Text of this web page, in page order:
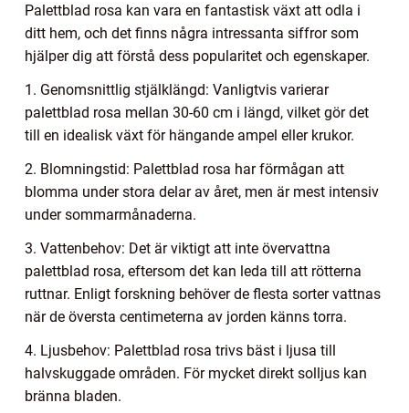
Palettblad rosa kan vara en fantastisk växt att odla i
ditt hem, och det finns några intressanta siffror som
hjälper dig att förstå dess popularitet och egenskaper.
1. Genomsnittlig stjälklängd: Vanligtvis varierar
palettblad rosa mellan 30-60 cm i längd, vilket gör det
till en idealisk växt för hängande ampel eller krukor.
2. Blomningstid: Palettblad rosa har förmågan att
blomma under stora delar av året, men är mest intensiv
under sommarmånaderna.
3. Vattenbehov: Det är viktigt att inte övervattna
palettblad rosa, eftersom det kan leda till att rötterna
ruttnar. Enligt forskning behöver de flesta sorter vattnas
när de översta centimeterna av jorden känns torra.
4. Ljusbehov: Palettblad rosa trivs bäst i ljusa till
halvskuggade områden. För mycket direkt solljus kan
bränna bladen.